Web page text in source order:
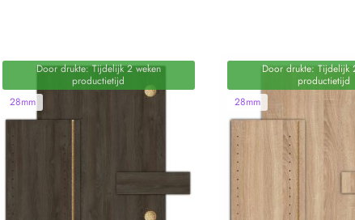
Door drukte: Tijdelijk 2 weken
productietijd
28mm
Door drukte: Tijdelijk
productietijd
28mm